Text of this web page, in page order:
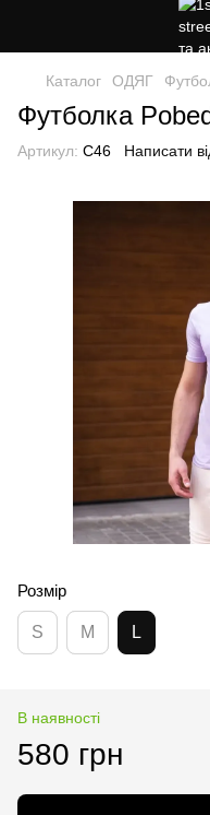
Каталог ОДЯГ
Футболка
Артикул: C46 Написати
Розмір
S M L
В наявності
580 грн